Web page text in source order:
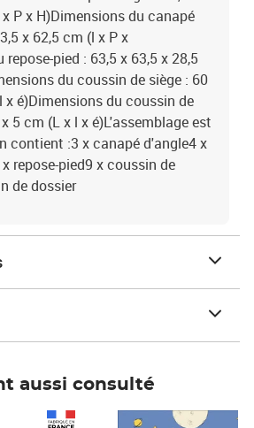
P x H)Dimensions du canapé
x 62,5 cm (l x P x
pied : 63,5 x 63,5 x 28,5
du coussin de siège : 60
x é)Dimensions du coussin de
5 cm (L x l x é)L'assemblage est
contient :3 x canapé d'angle4 x
repose-pied9 x coussin de
de dossier
aussi consulté
Prix 7,50€